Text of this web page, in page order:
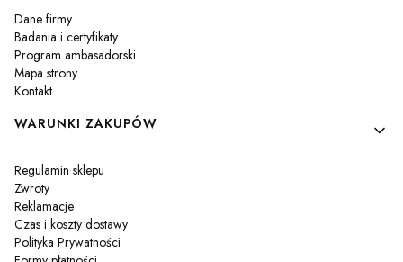
Dane firmy
Badania i certyfikaty
Program ambasadorski
Mapa strony
Kontakt
WARUNKI ZAKUPÓW
Regulamin sklepu
Zwroty
Reklamacje
Czas i koszty dostawy
Polityka Prywatności